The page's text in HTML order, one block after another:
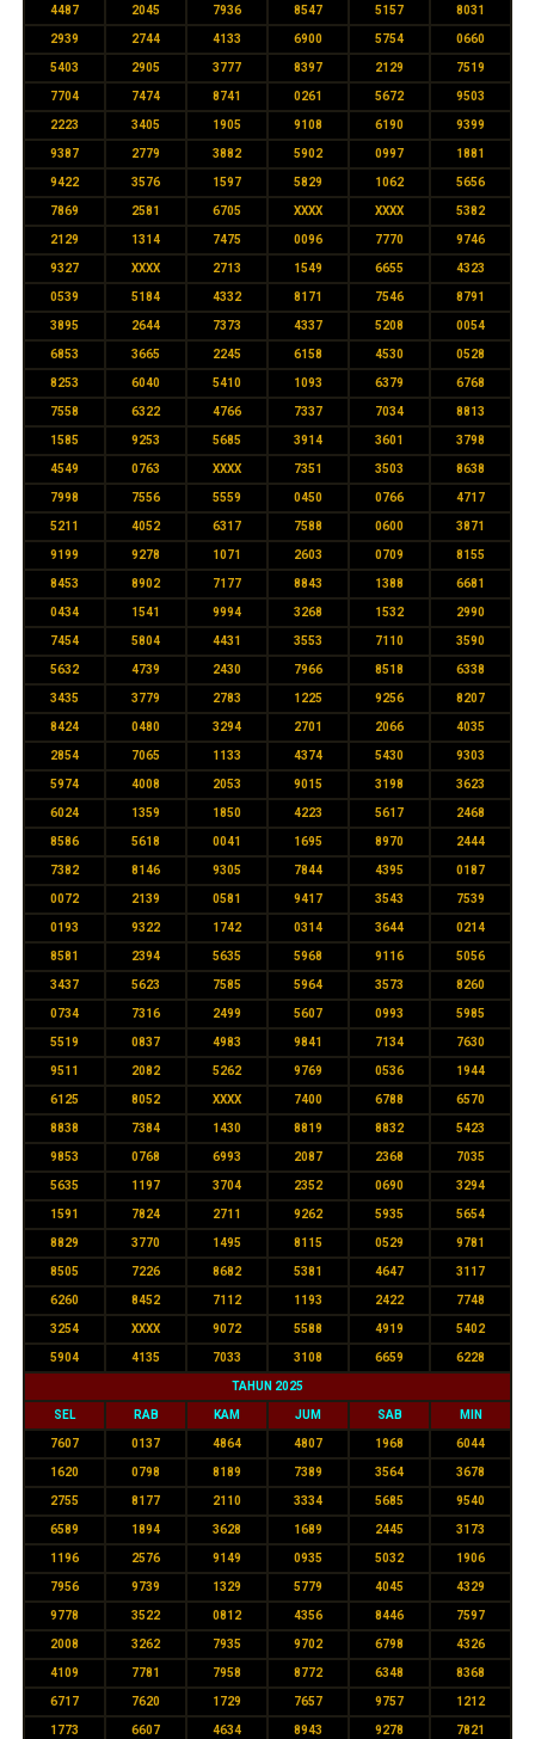
4487 2045 7936 8547 5157 8031
2939 2744 4133 6900 5754 0660
5403 2905 3777 8397 2129 7519
7704 7474 8741 0261 5672 9503
2223 3405 1905 9108 6190 9399
9387 2779 3882 5902 0997 1881
9422 3576 1597 5829 1062 5656
7869 2581 6705 XXXX XXXX 5382
2129 1314 7475 0096 7770 9746
9327 XXXX 2713 1549 6655 4323
0539 5184 4332 8171 7546 8791
3895 2644 7373 4337 5208 0054
6853 3665 2245 6158 4530 0528
8253 6040 5410 1093 6379 6768
7558 6322 4766 7337 7034 8813
1585 9253 5685 3914 3601 3798
4549 0763 XXXX 7351 3503 8638
7998 7556 5559 0450 0766 4717
5211 4052 6317 7588 0600 3871
9199 9278 1071 2603 0709 8155
8453 8902 7177 8843 1388 6681
0434 1541 9994 3268 1532 2990
7454 5804 4431 3553 7110 3590
5632 4739 2430 7966 8518 6338
3435 3779 2783 1225 9256 8207
8424 0480 3294 2701 2066 4035
2854 7065 1133 4374 5430 9303
5974 4008 2053 9015 3198 3623
6024 1359 1850 4223 5617 2468
8586 5618 0041 1695 8970 2444
7382 8146 9305 7844 4395 0187
0072 2139 0581 9417 3543 7539
0193 9322 1742 0314 3644 0214
8581 2394 5635 5968 9116 5056
3437 5623 7585 5964 3573 8260
0734 7316 2499 5607 0993 5985
5519 0837 4983 9841 7134 7630
9511 2082 5262 9769 0536 1944
6125 8052 XXXX 7400 6788 6570
8838 7384 1430 8819 8832 5423
9853 0768 6993 2087 2368 7035
5635 1197 3704 2352 0690 3294
1591 7824 2711 9262 5935 5654
8829 3770 1495 8115 0529 9781
8505 7226 8682 5381 4647 3117
6260 8452 7112 1193 2422 7748
3254 XXXX 9072 5588 4919 5402
5904 4135 7033 3108 6659 6228
TAHUN 2025
SEL RAB KAM JUM SAB MIN
7607 0137 4864 4807 1968 6044
1620 0798 8189 7389 3564 3678
2755 8177 2110 3334 5685 9540
6589 1894 3628 1689 2445 3173
1196 2576 9149 0935 5032 1906
7956 9739 1329 5779 4045 4329
9778 3522 0812 4356 8446 7597
2008 3262 7935 9702 6798 4326
4109 7781 7958 8772 6348 8368
6717 7620 1729 7657 9757 1212
1773 6607 4634 8943 9278 7821